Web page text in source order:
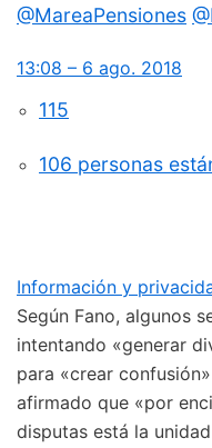
@MareaPensiones @
13:08 – 6 ago. 2018
115
106 personas
Información y
Según Fano, algunos
intentando «generar
para «crear
afirmado que «por
disputas está la